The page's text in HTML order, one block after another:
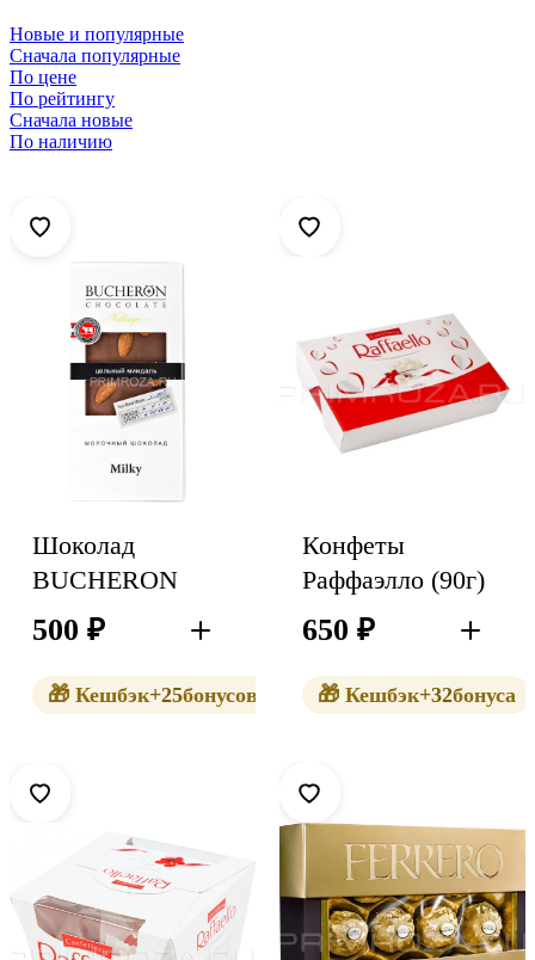
Новые и популярные
Сначала популярные
По цене
По рейтингу
Сначала новые
По наличию
Шоколад
BUCHERON
500₽ В корзину
🎁 Кешбэк+25бонусов
Конфеты
Раффаэлло (90г)
650 ₽ В
🎁 Кешбэк+32бонуса